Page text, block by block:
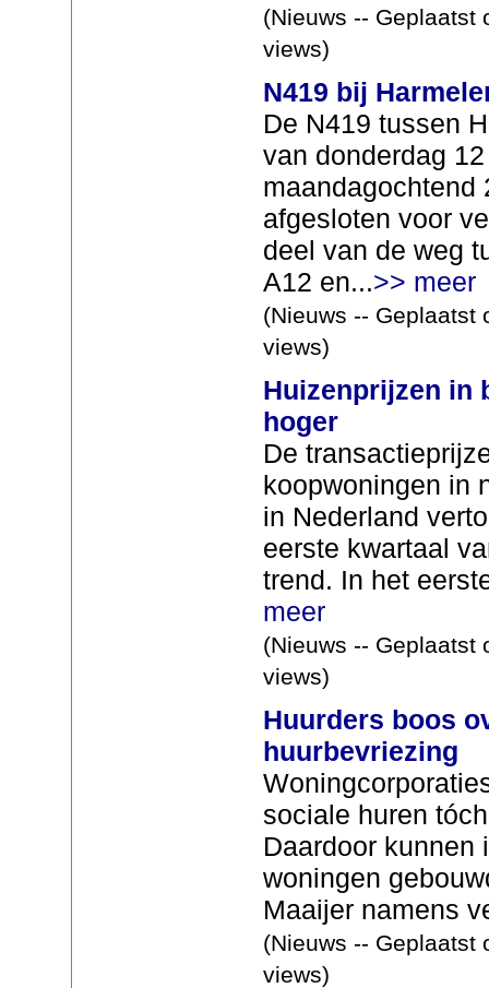
(Nieuws -- Geplaatst
views)
N419 bij
De N419 tussen
van donderdag
maandagochtend
afgesloten voor
deel van de weg
A12 en...>> meer
(Nieuws -- Geplaatst
views)
Huizenprijzen in
hoger
De
koopwoningen in
in Nederland
eerste kwartaal
trend. In het
meer
(Nieuws -- Geplaatst
views)
Huurders boos
huurbevriezing
sociale huren
Daardoor kunnen
woningen
Maaijer namens
(Nieuws -- Geplaatst
views)